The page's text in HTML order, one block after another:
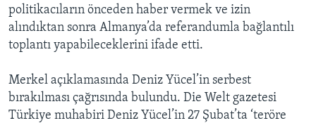
politikacıların önceden haber vermek ve izin
alındıktan sonra Almanya’da referandumla bağlantılı
toplantı yapabileceklerini ifade etti.
Merkel açıklamasında Deniz Yücel’in serbest
bırakılması çağrısında bulundu. Die Welt gazetesi
Türkiye muhabiri Deniz Yücel’in 27 Şubat’ta ‘teröre